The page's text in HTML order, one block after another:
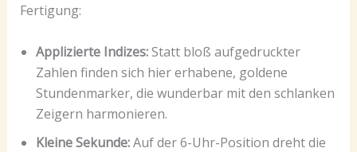
Fertigung:
Applizierte Indizes:Statt bloß aufgedruckter
Zahlen finden sich hier erhabene, goldene
Stundenmarker, die wunderbar mit den schlanken
Zeigern harmonieren.
Kleine Sekunde:Auf der 6-Uhr-Position dreht die